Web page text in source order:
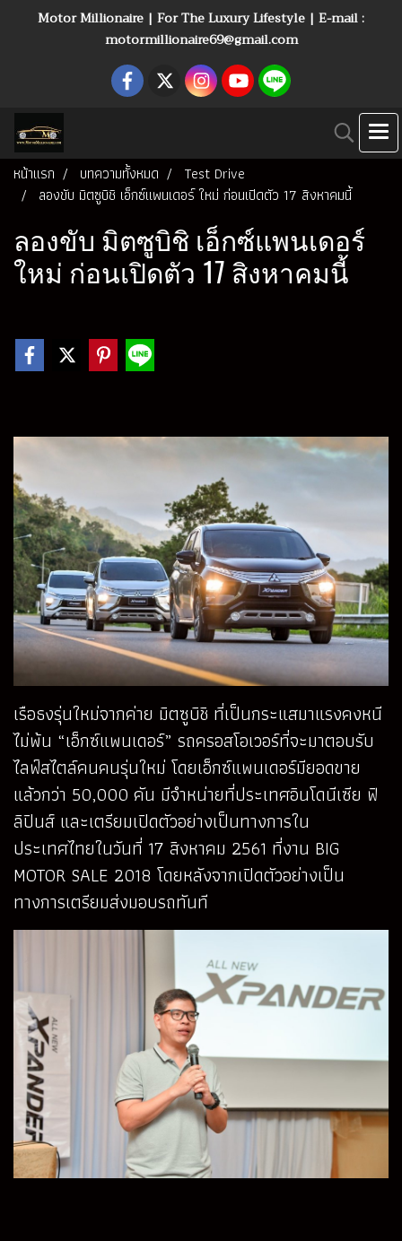
Motor Millionaire | For The Luxury Lifestyle | E-mail :
motormillionaire69@gmail.com
หน้าแรก บทความทั้งหมด
Test Drive
ลองขับ มิตซูบิชิ เอ็กซ์แพนเดอร์ ใหม่ ก่อนเปิดตัว 17 สิงหาคมนี้
ลองขับ มิตซูบิชิ เอ็กซ์แพนเดอร์
ใหม่ ก่อนเปิดตัว 17 สิงหาคมนี้
เรือธงรุ่นใหม่จากค่าย มิตซูบิชิ ที่เป็นกระแสมาแรงคงหนี
ไม่พ้น “เอ็กซ์แพนเดอร์” รถครอสโอเวอร์ที่จะมาตอบรับ
ไลฟ์สไตล์คนคนรุ่นใหม่ โดยเอ็กซ์แพนเดอร์มียอดขาย
แล้วกว่า 50,000 คัน มีจำหน่ายที่ประเทศอินโดนีเซีย ฟิ
ลิปินส์ และเตรียมเปิดตัวอย่างเป็นทางการใน
ประเทศไทยในวันที่ 17 สิงหาคม 2561 ที่งาน BIG
MOTOR SALE 2018 โดยหลังจากเปิดตัวอย่างเป็น
ทางการเตรียมส่งมอบรถทันที